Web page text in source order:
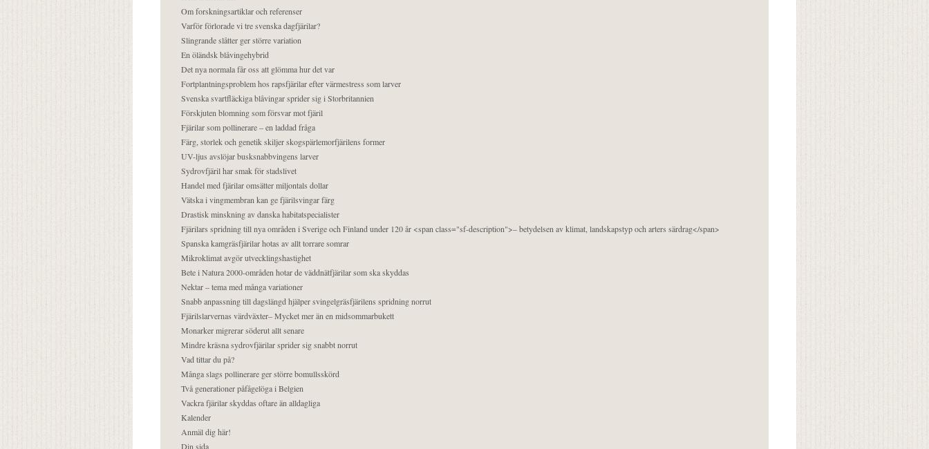
Om forskningsartiklar och referenser
Varför förlorade vi tre svenska dagfjärilar?
Slingrande slåtter ger större variation
En öländsk blåvingehybrid
Det nya normala får oss att glömma hur det var
Fortplantningsproblem hos rapsfjärilar efter värmestress som larver
Svenska svartfläckiga blåvingar sprider sig i Storbritannien
Förskjuten blomning som försvar mot fjäril
Fjärilar som pollinerare – en laddad fråga
Färg, storlek och genetik skiljer skogspärlemorfjärilens former
UV-ljus avslöjar busksnabbvingens larver
Sydrovfjäril har smak för stadslivet
Handel med fjärilar omsätter miljontals dollar
Vätska i vingmembran kan ge fjärilsvingar färg
Drastisk minskning av danska habitatspecialister
Fjärilars spridning till nya områden i Sverige och Finland under 120 år <span class="sf-description">– betydelsen av klimat, landskapstyp och arters särdrag</span>
Spanska kamgräsfjärilar hotas av allt torrare somrar
Mikroklimat avgör utvecklingshastighet
Bete i Natura 2000-områden hotar de väddnätfjärilar som ska skyddas
Nektar – tema med många variationer
Snabb anpassning till dagslängd hjälper svingelgräsfjärilens spridning norrut
Fjärilslarvernas värdväxter– Mycket mer än en midsommarbukett
Monarker migrerar söderut allt senare
Mindre kräsna sydrovfjärilar sprider sig snabbt norrut
Vad tittar du på?
Många slags pollinerare ger större bomullsskörd
Två generationer påfågelöga i Belgien
Vackra fjärilar skyddas oftare än alldagliga
Kalender
Anmäl dig här!
Din sida